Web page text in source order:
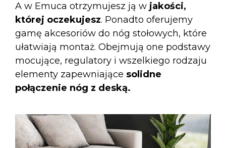
A w Emuca otrzymujesz ją w jakości,
której oczekujesz. Ponadto oferujemy
gamę akcesoriów do nóg stołowych, które
ułatwiają montaż. Obejmują one podstawy
mocujące, regulatory i wszelkiego rodzaju
elementy zapewniające solidne
połączenie nóg z deską.